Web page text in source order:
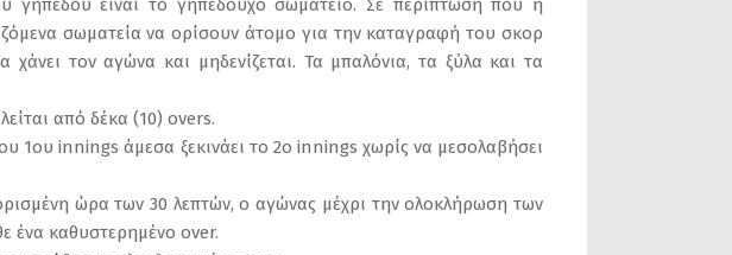
γηπέδου είναι το γηπεδούχο σωματείο. Σε περίπτωση που η
σωματεία να ορίσουν άτομο για την καταγραφή του σκορ
τον αγώνα και μηδενίζεται. Τα μπαλόνια, τα ξύλα και τα
από δέκα (10) overs.
1ου innings άμεσα ξεκινάει το 2ο innings χωρίς να μεσολαβήσει
ώρα των 30 λεπτών, ο αγώνας μέχρι την ολοκλήρωση των
ένα καθυστερημένο over.